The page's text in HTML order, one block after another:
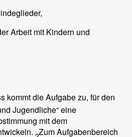
Arbeit mit Kindern und
kommt die Aufgabe zu, für den
Jugendliche“ eine
mit dem
Zum Aufgabenbereich